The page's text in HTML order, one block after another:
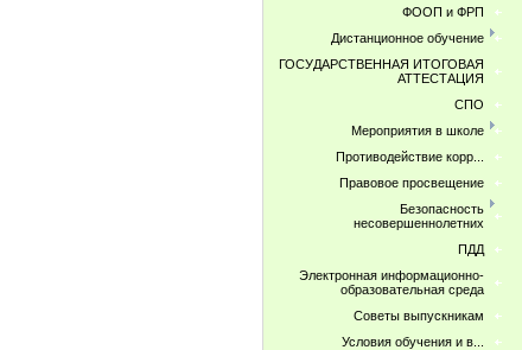
ФООП и ФРП
Дистанционное обучение
ГОСУДАРСТВЕННАЯ ИТОГОВАЯ
АТТЕСТАЦИЯ
СПО
Мероприятия в школе
Противодействие корр...
Правовое просвещение
Безопасность
несовершеннолетних
ПДД
Электронная информационно-
образовательная среда
Советы выпускникам
Условия обучения и в...